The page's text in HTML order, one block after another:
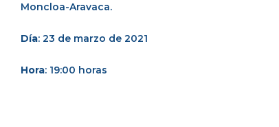
Moncloa-Aravaca.
Día: 23 de marzo de 2021
Hora: 19:00 horas